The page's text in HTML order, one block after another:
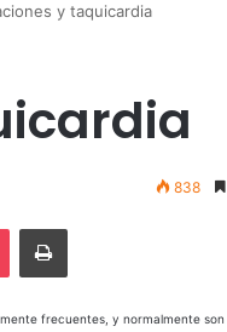
y taquicardia
838
Pocket Imprimir
frecuentes, y normalmente